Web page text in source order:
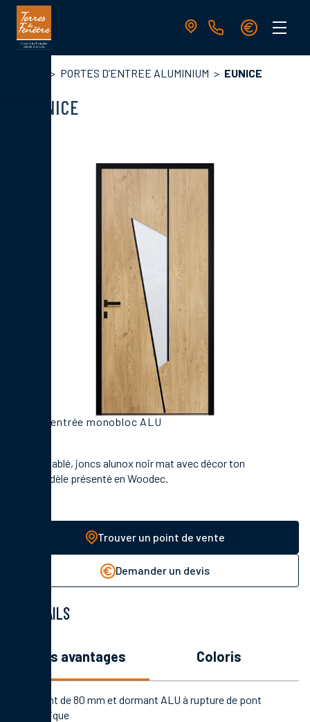
Aller
contenu
principale
PORTES D’ENTREE ALUMINIUM EUNICE
EUNICE
Porte d'entrée monobloc ALU
Vitrage sablé, joncs alunox noir mat avec décor ton
bois. Modèle présenté en Woodec.
Trouver un point de vente
Demander un devis
DÉTAILS
les avantages coloris
Ouvrant de 80 mm et dormant ALU à rupture de pont
thermique